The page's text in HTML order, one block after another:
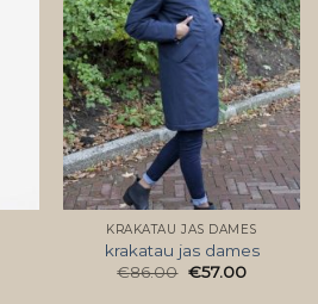
KRAKATAU JAS DAMES
krakatau jas dames
€86.00 €57.00